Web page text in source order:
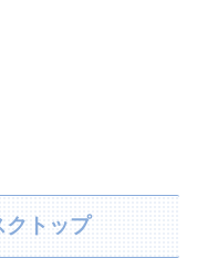
クトップ